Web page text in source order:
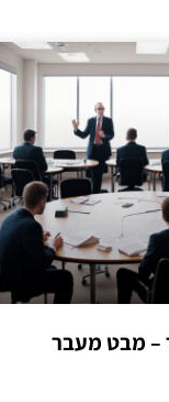
– מבט מעבר